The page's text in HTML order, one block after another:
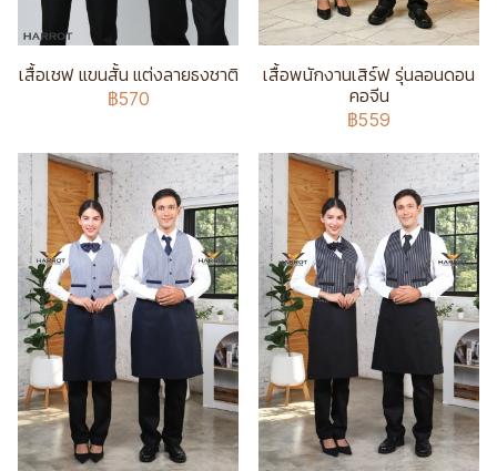
เสื้อเชฟ แขนสั้น แต่งลายธงชาติ
฿570
เสื้อพนักงานเสิร์ฟ รุ่นลอนดอน
คอจีน
฿559